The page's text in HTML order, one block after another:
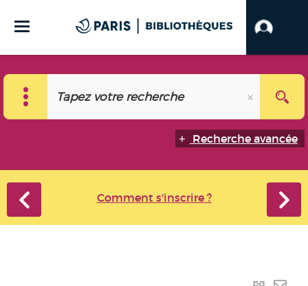
Recherche avancée
Comment s'inscrire ?
Lien